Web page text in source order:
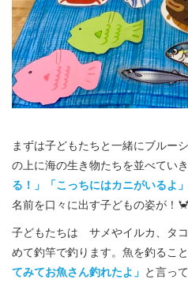
まずは子どもたちと一緒にブルー
の上に海の生き物たちを並べてい
る！」「こっちにはカニがいるよ」
名前を口々に出す子どもの姿が！
子どもたちは サメやイルカ、タ
めて釣竿で釣ります。魚を釣るこ
てみてお魚さん釣れたよ」 と言っ